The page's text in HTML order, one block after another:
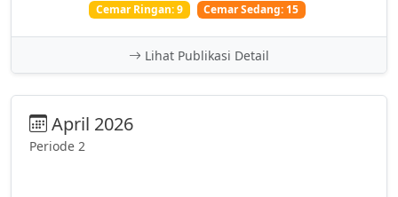
Cemar Ringan: 9 Cemar Sedang: 15
Lihat Publikasi Detail
April 2026
Periode 2